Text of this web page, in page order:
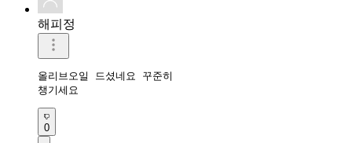
해피정
올리브오일 드셨네요 꾸준히
챙기세요
0